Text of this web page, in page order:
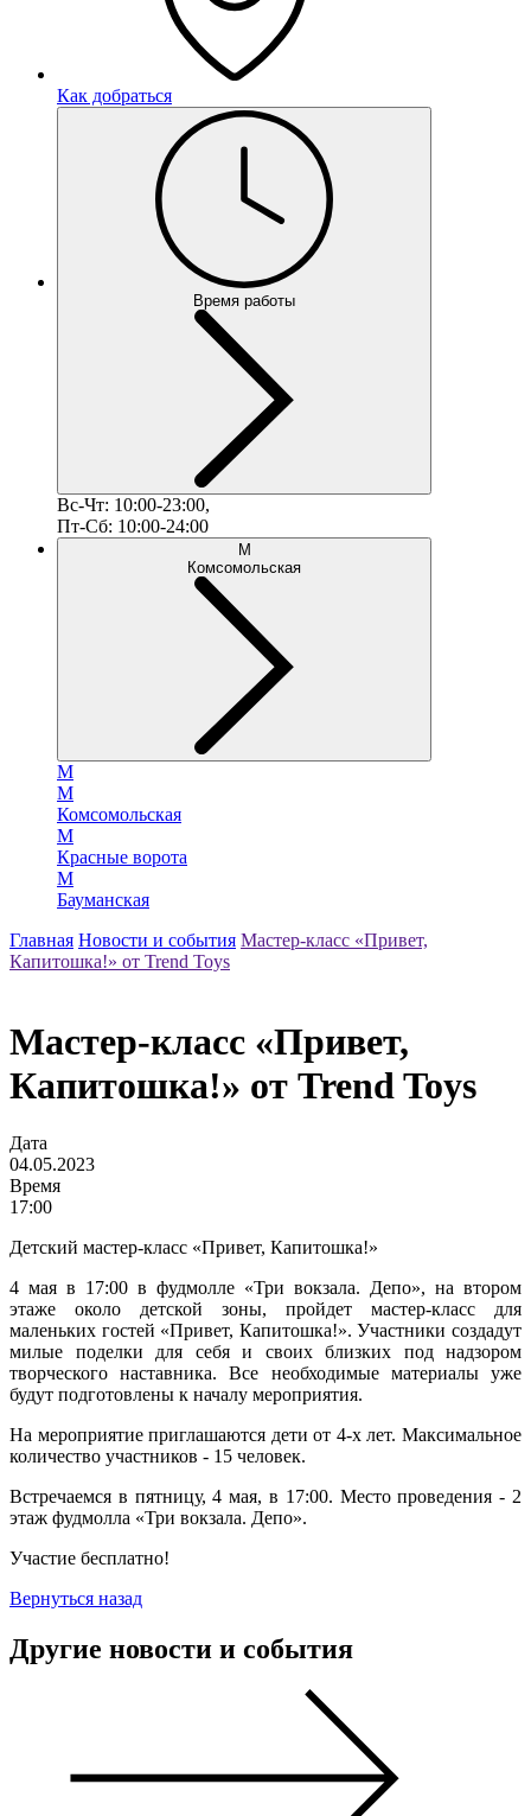
Как добраться
Время работы
Вс-Чт: 10:00-23:00,
Пт-Сб: 10:00-24:00
М
Комсомольская
М
М
Комсомольская
М
Красные ворота
М
Бауманская
Главная Новости и события Мастер-класс «Привет,
Капитошка!» от Trend Toys
Мастер-класс «Привет,
Капитошка!» от Trend Toys
Дата
04.05.2023
Время
17:00
Детский мастер-класс «Привет, Капитошка!»
4 мая в 17:00 в фудмолле «Три вокзала. Депо», на втором
этаже около детской зоны, пройдет мастер-класс для
маленьких гостей «Привет, Капитошка!». Участники создадут
милые поделки для себя и своих близких под надзором
творческого наставника. Все необходимые материалы уже
будут подготовлены к началу мероприятия.
На мероприятие приглашаются дети от 4-х лет. Максимальное
количество участников - 15 человек.
Встречаемся в пятницу, 4 мая, в 17:00. Место проведения - 2
этаж фудмолла «Три вокзала. Депо».
Участие бесплатно!
Вернуться назад
Другие новости и события